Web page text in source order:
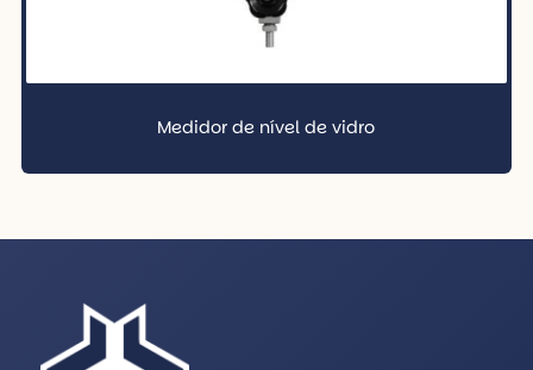
Medidor de nível de vidro